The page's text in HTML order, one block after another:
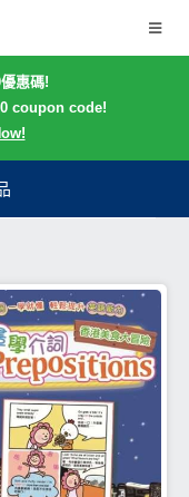
惠碼!
coupon code!